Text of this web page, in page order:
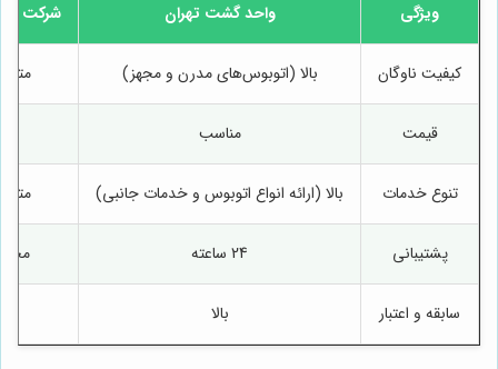
ویژگی واحد گشت تهران شرکت
کیفیت ناوگان بالا (اتوبوس‌های مدرن و مجهز)
قیمت مناسب
تنوع خدمات بالا (ارائه انواع اتوبوس و خدمات جانبی)
پشتیبانی 24 ساعته
سابقه و اعتبار بالا